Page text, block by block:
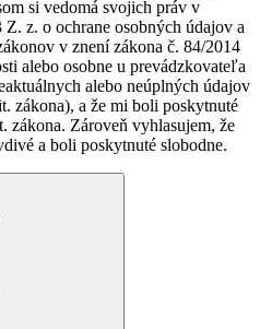
si vedomá svojich práv v
z. o ochrane osobných údajov a
v znení zákona č. 84/2014
alebo osobne u prevádzkovateľa
alebo neúplných údajov
zákona), a že mi boli poskytnuté
zákona. Zároveň vyhlasujem, že
a boli poskytnuté slobodne.